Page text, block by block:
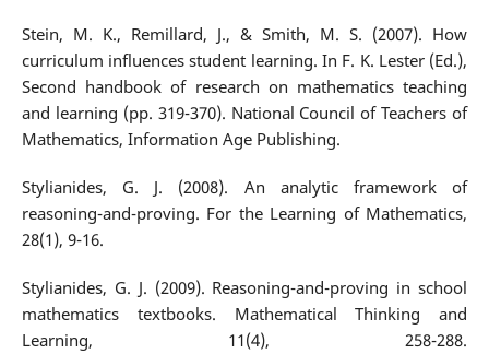
Stein, M. K., Remillard, J., & Smith, M. S. (2007). How
curriculum influences student learning. In F. K. Lester (Ed.),
Second handbook of research on mathematics teaching
and learning (pp. 319-370). National Council of Teachers of
Mathematics, Information Age Publishing.
Stylianides, G. J. (2008). An analytic framework of
reasoning-and-proving. For the Learning of Mathematics,
28(1), 9-16.
Stylianides, G. J. (2009). Reasoning-and-proving in school
mathematics textbooks. Mathematical Thinking and
Learning, 11(4), 258-288.